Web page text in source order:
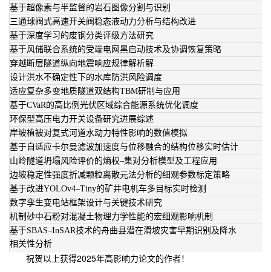
基于超像素与半监督的岩石图像分割与识别
三通球阀式高速开关阀稳态液动力分析与结构改进
基于深度学习的废钢分类评级方法研究
基于风储联合系统的受端电网黑启动技术及协调恢复策略
穿越断层隧道纵向地震响应规律解析解
设计洪水不确定性下的水库防洪风险调度
适应复杂多变地质隧道双结构TBM研制与应用
基于CVaR的高比例光伏区域综合能源系统优化调度
环保型高压电力开关设备研究进展综述
岸坡植被对复式河道水动力特性影响的数值模拟
基于自适应卡尔曼滤波加速度与位移融合的结构位移实时估计
山岭隧道坍塌风险评价的熵权–集对分析模型及工程应用
边坡稳定性强度折减颗粒离散元法分析的细观参数标定策略
基于改进YOLOv4–Tiny的矿井电机车多目标实时检测
数字孪生变电站框架设计与关键技术研究
机制砂中石粉对混凝土物理力学性能的宏细观影响机制
基于SBAS–InSAR技术的舟曲县潜在滑坡灾害早期识别 及降水
相关性分析
祝贺以上获得2025年高影响力论文的作者！